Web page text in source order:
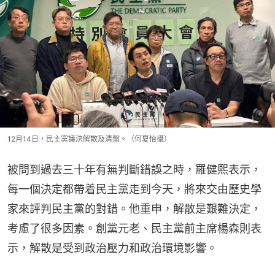
12月14日，民主黨議決解散及清盤。（何夏怡攝）
被問到過去三十年有無判斷錯誤之時，羅健熙表示，
每一個決定都帶着民主黨走到今天，將來交由歷史學
家來評判民主黨的對錯。他重申，解散是艱難決定，
考慮了很多因素。創黨元老、民主黨前主席楊森則表
示，解散是受到政治壓力和政治環境影響。